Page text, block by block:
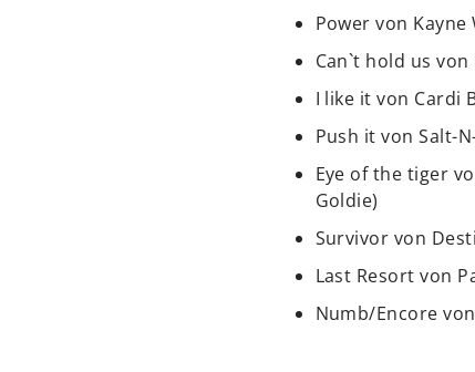
Power von Kayne
Can`t hold us
I like it von Cardi
Push it von Salt-
Eye of the tiger
Goldie)
Survivor von
Last Resort von
Numb/Encore